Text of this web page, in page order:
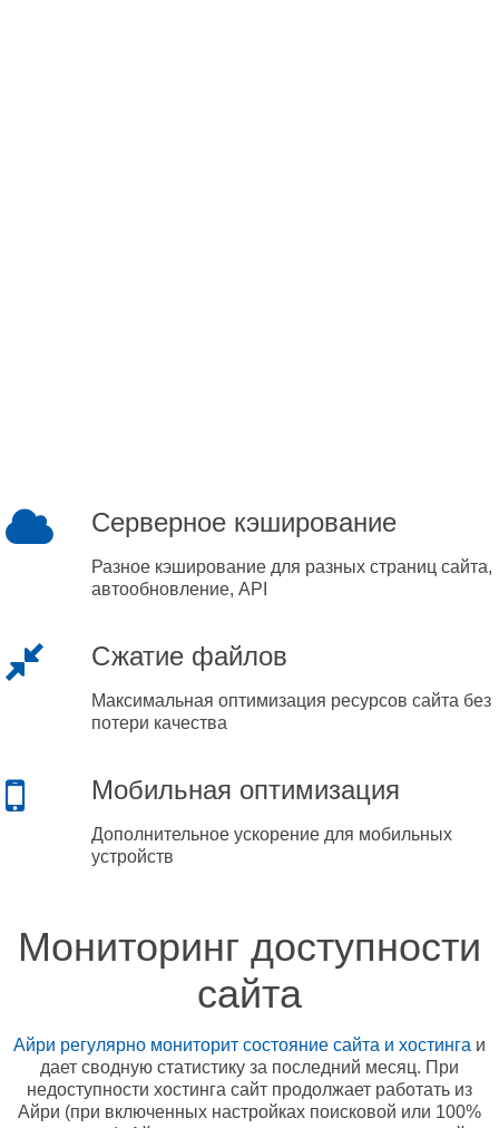
Серверное кэширование
Разное кэширование для разных страниц сайта,
автообновление, API
Сжатие файлов
Максимальная оптимизация ресурсов сайта без
потери качества
Мобильная оптимизация
Дополнительное ускорение для мобильных
устройств
Мониторинг доступности
сайта
Айри регулярно мониторит состояние сайта и хостинга и
дает сводную статистику за последний месяц. При
недоступности хостинга сайт продолжает работать из
Айри (при включенных настройках поисковой или 100%